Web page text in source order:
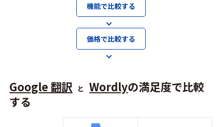
機能で比較する
価格で比較する
Google 翻訳 と Wordlyの満足度で比較
する